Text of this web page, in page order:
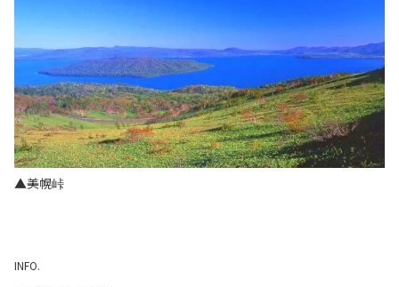
▲美幌峠
INFO.